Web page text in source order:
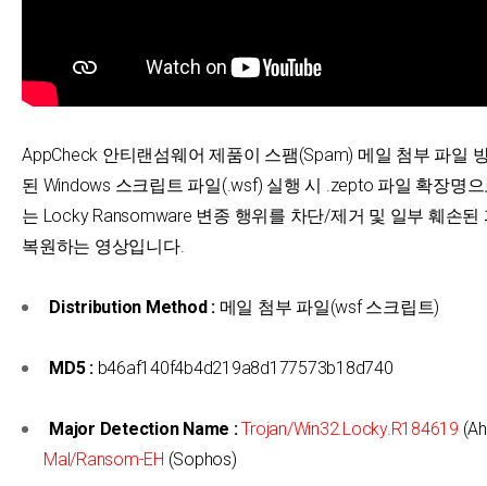
AppCheck 안티랜섬웨어 제품이 스팸(Spam) 메일 첨부 파일
된 Windows 스크립트 파일(.wsf) 실행 시 .zepto 파일 확장명
는 Locky Ransomware 변종 행위를 차단/제거 및 일부 훼손된
복원하는 영상입니다.
Distribution Method :메일 첨부 파일(wsf 스크립트)
MD5 :b46af140f4b4d219a8d177573b18d740
Major Detection Name :Trojan/Win32.Locky.R184619
Mal/Ransom-EH (Sophos)